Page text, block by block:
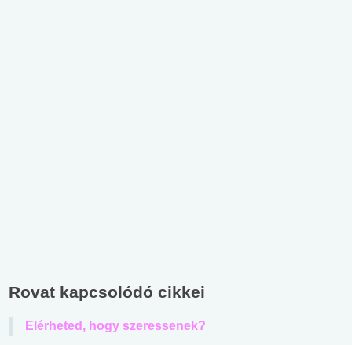
Rovat kapcsolódó cikkei
Elérheted, hogy szeressenek?